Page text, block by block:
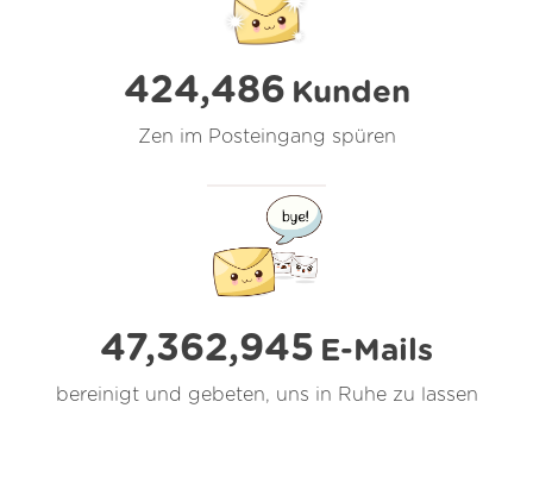
424,486 Kunden
Zen im Posteingang spüren
47,362,945 E-Mails
bereinigt und gebeten, uns in Ruhe zu lassen